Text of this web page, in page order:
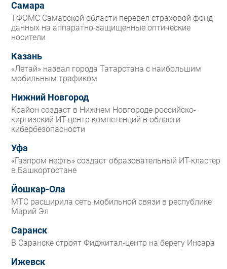
Самара
ТФОМС Самарской области перевел страховой фонд
данных на аппаратно-защищенные оптические
носители
Казань
«Летай» назвал города Татарстана с наибольшим
мобильным трафиком
Нижний Новгород
Крайон создаст в Нижнем Новгороде российско-
киргизский ИТ-центр компетенций в области
кибербезопасности
Уфа
«Газпром нефть» создаст образовательный ИТ-кластер
в Башкортостане
Йошкар-Ола
МТС расширила сеть мобильной связи в республике
Марий Эл
Саранск
В Саранске строят Фиджитал-центр на берегу Инсара
Ижевск